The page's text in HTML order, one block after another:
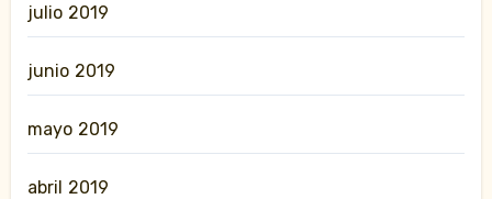
julio 2019
junio 2019
mayo 2019
abril 2019